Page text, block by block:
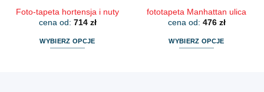
Foto-tapeta hortensja i nuty
cena od: 714 zł
WYBIERZ OPCJE
fototapeta Manhattan ulica
cena od: 476 zł
WYBIERZ OPCJE